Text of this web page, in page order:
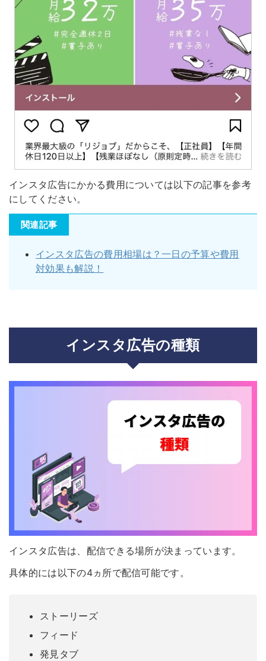
インスタ広告にかかる費用については以下の記事を参考
にしてください。
関連記事
インスタ広告の費用相場は？一日の予算や費用
対効果も解説！
インスタ広告の種類
インスタ広告は、配信できる場所が決まっています。
具体的には以下の4ヵ所で配信可能です。
ストーリーズ
フィード
発見タブ